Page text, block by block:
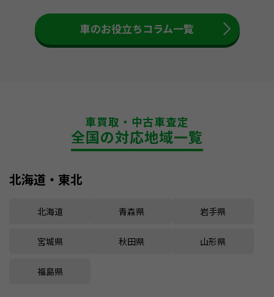
車のお役立ちコラム一覧
車買取・中古車査定
全国の対応地域一覧
北海道・東北
北海道 青森県 岩手県
宮城県 秋田県 山形県
福島県